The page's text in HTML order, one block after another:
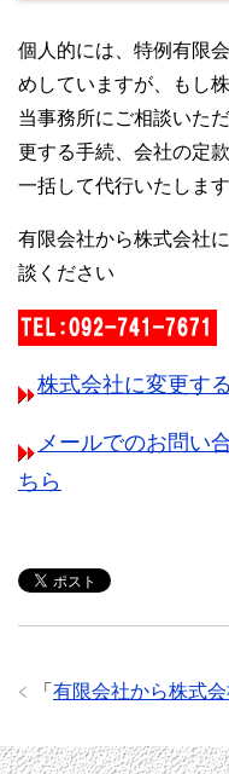
個人的には、特例有限
めしていますが、もし
当事務所にご相談いた
更する手続、会社の定
一括して代行いたします
有限会社から株式会社
談ください
株式会社に変更す
メールでのお問い
ちら
「 有限会社から株式